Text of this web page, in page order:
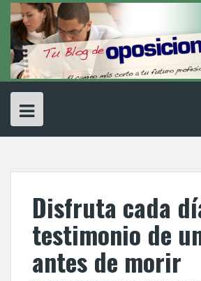
Skip
content
Disfruta cada
testimonio de
antes de morir